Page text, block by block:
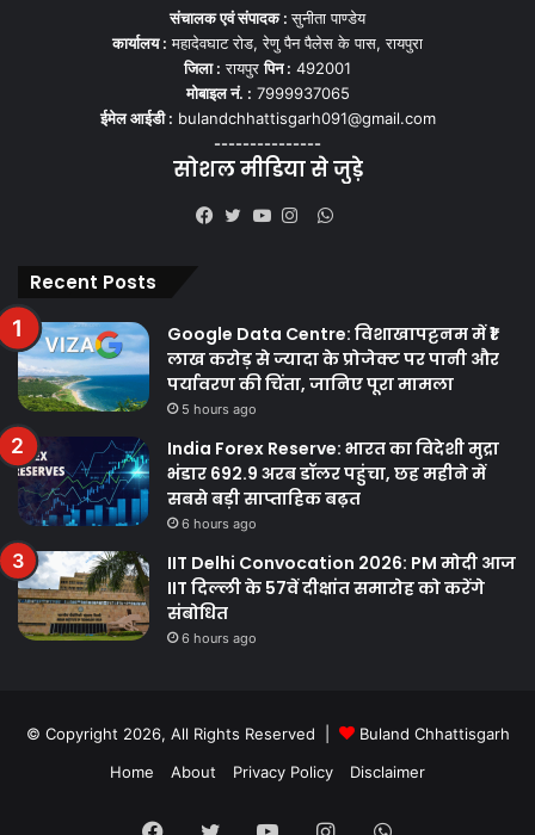
संचालक एवं संपादक :सुनीता पाण्डेय
कार्यालय : महादेवघाट रोड, रेणु पैन पैलेस के पास, रायपुरा
जिला : रायपुरपिन : 492001
मोबाइल नं. : 7999937065
ईमेल आईडी : bulandchhattisgarh091@gmail.com
---------------
सोशल मीडिया से जुड़े
WhatsApp
Recent Posts
Google Data Centre: विशाखापट्टनम में ₹1
लाख करोड़ से ज्यादा के प्रोजेक्ट पर पानी और
पर्यावरण की चिंता, जानिए पूरा मामला
5 hours ago
India Forex Reserve: भारत का विदेशी मुद्रा
भंडार 692.9 अरब डॉलर पहुंचा, छह महीने में
सबसे बड़ी साप्ताहिक बढ़त
6 hours ago
IIT Delhi Convocation 2026: PM मोदी आज
IIT दिल्ली के 57वें दीक्षांत समारोह को करेंगे
संबोधित
6 hours ago
© Copyright 2026, All Rights Reserved |
Buland Chhattisgarh
Home
About Privacy Policy Disclaimer